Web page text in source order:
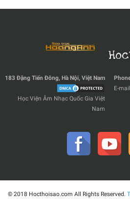
E-
183 Đặng Tiến Đông, Hà Nội, Việt Nam
Học Viện Âm Nhạc Quốc Gia Việt
Nam
© 2018 Hocthoisao.com All Rights Reserved.